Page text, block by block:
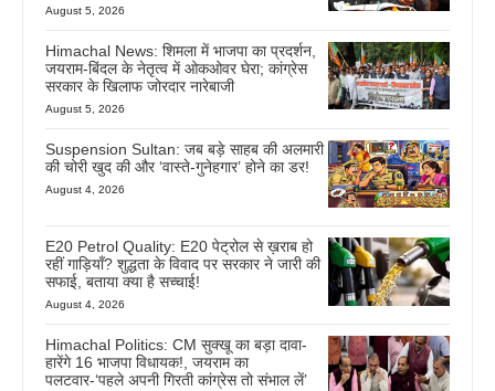
August 5, 2026
Himachal News: शिमला में भाजपा का प्रदर्शन,
जयराम-बिंदल के नेतृत्व में ओकओवर घेरा; कांग्रेस
सरकार के खिलाफ जोरदार नारेबाजी
August 5, 2026
Suspension Sultan: जब बड़े साहब की अलमारी
की चोरी खुद की और ‘वास्ते-गुनेहगार’ होने का डर!
August 4, 2026
E20 Petrol Quality: E20 पेट्रोल से ख़राब हो
रहीं गाड़ियाँ? शुद्धता के विवाद पर सरकार ने जारी की
सफाई, बताया क्या है सच्चाई!
August 4, 2026
Himachal Politics: CM सुक्खू का बड़ा दावा-
हारेंगे 16 भाजपा विधायक!, जयराम का
पलटवार-‘पहले अपनी गिरती कांग्रेस तो संभाल लें’